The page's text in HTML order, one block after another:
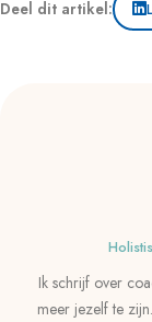
Deel dit artikel:
Ik schrijf over
meer jezelf te